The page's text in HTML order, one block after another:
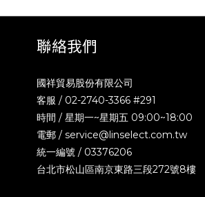
聯絡我們
國祥貿易股份有限公司
客服 / 02-2740-3366 #291
時間 / 星期一~星期五 09:00~18:00
電郵 / service@linselect.com.tw
統一編號 / 03376206
台北市松山區南京東路三段272號8樓